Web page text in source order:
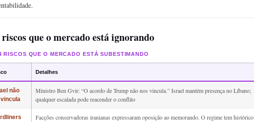
que o mercado está ignorando
RISCOS QUE O MERCADO ESTÁ SUBESTIMANDO
Detalhes
não
Ministro Ben Gvir: “O acordo de Trump não nos vincula.” Israel mantém presença no Líbano;
qualquer escalada pode reacender o conflito
Facções conservadoras iranianas expressaram oposição ao memorando. O regime tem histórico